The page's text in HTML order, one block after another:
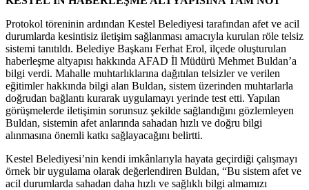
Protokol töreninin ardından Kestel Belediyesi tarafından afet ve acil
durumlarda kesintisiz iletişim sağlanması amacıyla kurulan röle telsiz
sistemi tanıtıldı. Belediye Başkanı Ferhat Erol, ilçede oluşturulan
haberleşme altyapısı hakkında AFAD İl Müdürü Mehmet Buldan’a
bilgi verdi. Mahalle muhtarlıklarına dağıtılan telsizler ve verilen
eğitimler hakkında bilgi alan Buldan, sistem üzerinden muhtarlarla
doğrudan bağlantı kurarak uygulamayı yerinde test etti. Yapılan
görüşmelerde iletişimin sorunsuz şekilde sağlandığını gözlemleyen
Buldan, sistemin afet anlarında sahadan hızlı ve doğru bilgi
alınmasına önemli katkı sağlayacağını belirtti.
Kestel Belediyesi’nin kendi imkânlarıyla hayata geçirdiği çalışmayı
örnek bir uygulama olarak değerlendiren Buldan, “Bu sistem afet ve
acil durumlarda sahadan daha hızlı ve sağlıklı bilgi almamızı